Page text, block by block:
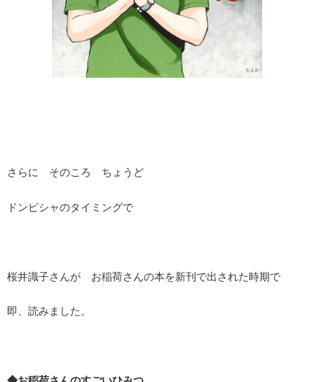
さらに そのころ ちょうど
ドンピシャのタイミングで
桜井識子さんが お稲荷さんの本を新刊で出された時期で
即、読みました。